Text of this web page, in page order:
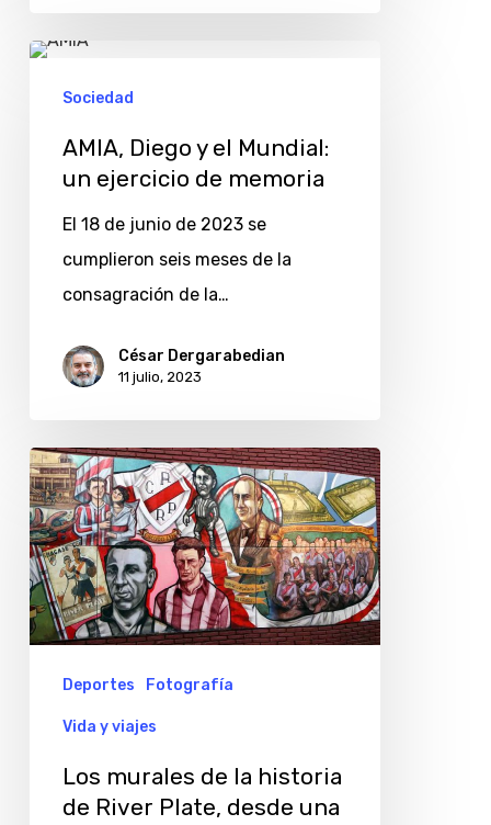
AMIA,
Diego
ejercicio
Sociedad
AMIA, Diego y el Mundial:
un ejercicio de memoria
El 18 de junio de 2023 se
cumplieron seis meses de la
consagración de la…
César Dergarabedian
11 julio, 2023
Los
murales
de
la
historia
de
River
Canon
Deportes Fotografía
Vida y viajes
Los murales de la historia
de River Plate, desde una